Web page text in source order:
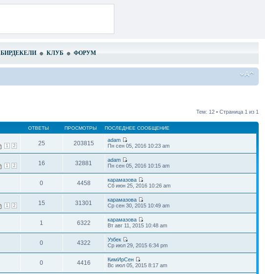
БИРДЕКЕЛИ КЛУБ ФОРУМ
Тем: 12 • Страница 1 из 1
ОТВЕТЫ ПРОСМОТРЫ ПОСЛЕДНЕЕ СООБЩЕНИЕ
1 2 25 203815
adam
Пн сен 05, 2016 10:23 am
1 2 16 32881
adam
Пн сен 05, 2016 10:15 am
0 4458
карамазова
Сб июн 25, 2016 10:26 am
1 2 15 31301
карамазова
Ср сен 30, 2015 10:49 am
1 6322
карамазова
Вт авг 11, 2015 10:48 am
0 4322
Узбек
Ср июл 29, 2015 6:34 pm
0 4416
КимИрСен
Вс июл 05, 2015 8:17 am